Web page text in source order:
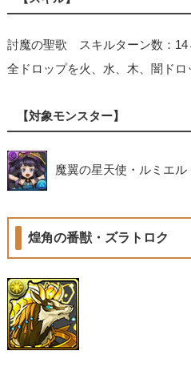
討魔の聖歌 スキルターン数：
全ドロップを火、水、木、闇ドロ
【対象モンスター】
魔翼の星天使・ルミエル
煌角の番獣・ズラトロク